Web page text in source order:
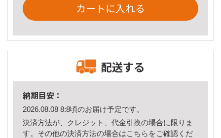
カートに入れる
配送する
納期目安：
2026.08.08 8:8頃のお届け予定です。
決済方法が、クレジット、代金引換の場合に限りま
す。その他の決済方法の場合はこちら をご確認くだ